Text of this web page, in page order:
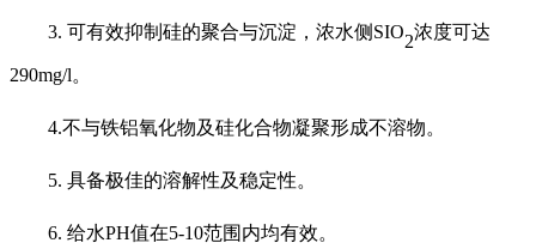
3. 可有效抑制硅的聚合与沉淀，浓水侧 SIO2浓度可达
290mg/l。
4.不与铁铝氧化物及硅化合物凝聚形成不溶物。
5. 具备极佳的溶解性及稳定性。
6. 给水PH值在5-10范围内均有效。